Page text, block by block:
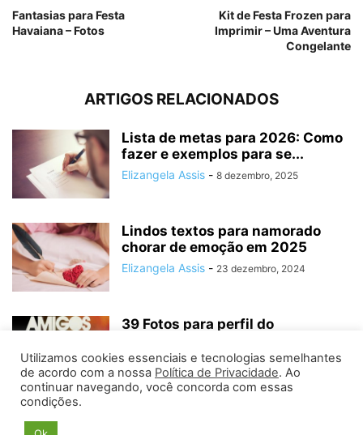
Fantasias para Festa
Havaiana – Fotos
Kit de Festa Frozen para
Imprimir – Uma Aventura
Congelante
ARTIGOS RELACIONADOS
Lista de metas para 2026: Como
fazer e exemplos para se...
Elizangela Assis - 8 dezembro, 2025
Lindos textos para namorado
chorar de emoção em 2025
Elizangela Assis - 23 dezembro, 2024
39 Fotos para perfil do
tops)
Elizangela Assis - 21 maio, 2024
Utilizamos cookies essenciais e tecnologias semelhantes
de acordo com a nossa Política de Privacidade. Ao
continuar navegando, você concorda com essas
condições.